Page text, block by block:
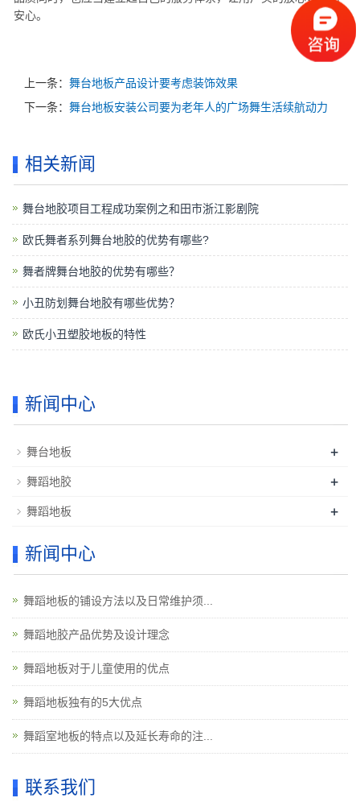
安心。
上一条： 舞台地板产品设计要考虑装饰效果
下一条： 舞台地板安装公司要为老年人的广场舞生活续航动力
相关新闻
舞台地胶项目工程成功案例之和田市浙江影剧院
欧氏舞者系列舞台地胶的优势有哪些?
舞者牌舞台地胶的优势有哪些？
小丑防划舞台地胶有哪些优势？
欧氏小丑塑胶地板的特性
新闻中心
舞台地板 +
舞蹈地胶 +
舞蹈地板 +
新闻中心
舞蹈地板的铺设方法以及日常维护须...
舞蹈地胶产品优势及设计理念
舞蹈地板对于儿童使用的优点
舞蹈地板独有的5大优点
舞蹈室地板的特点以及延长寿命的注...
联系我们